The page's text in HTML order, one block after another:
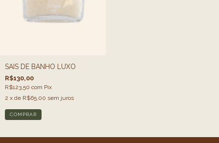
SAIS DE BANHO LUXO
R$130,00
R$123,50 com Pix
2 x de R$65,00 sem juros
COMPRAR